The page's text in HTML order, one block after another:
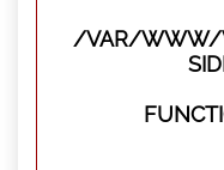
/VAR/WWW/